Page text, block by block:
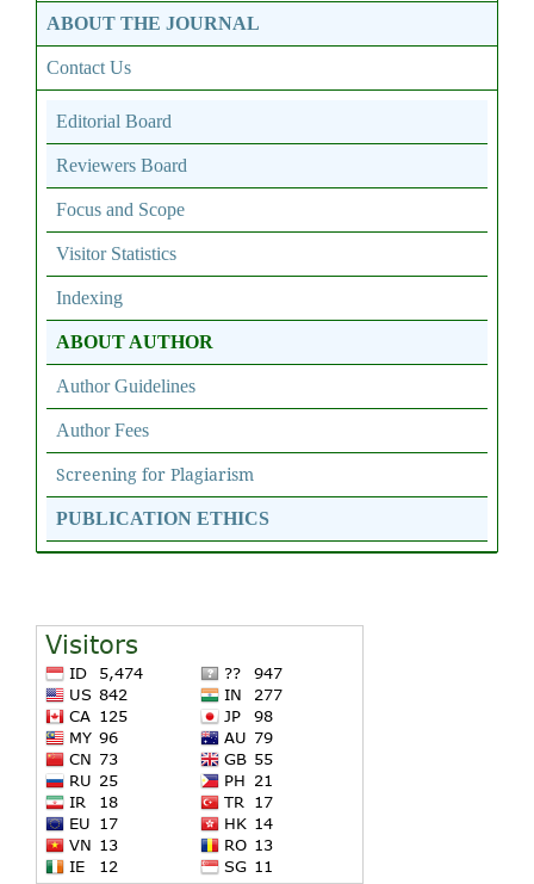
ABOUT THE JOURNAL
Contact Us
Editorial Board
Reviewers Board
Focus and Scope
Visitor Statistics
Indexing
ABOUT AUTHOR
Author Guidelines
Author Fees
Screening for Plagiarism
PUBLICATION ETHICS